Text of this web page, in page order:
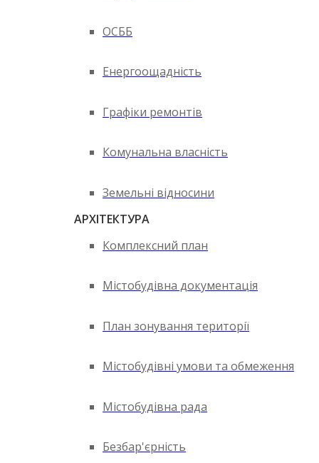
ОСББ
Енергоощадність
Графіки ремонтів
Комунальна власність
Земельні відносини
АРХІТЕКТУРА
Комплексний план
Містобудівна документація
План зонування території
Містобудівні умови та обмеження
Містобудівна рада
Безбар'єрність